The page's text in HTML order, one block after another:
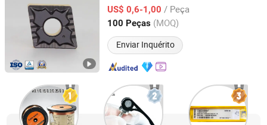
US$ 0,6-1,00 / Peça
100 Peças (MOQ)
Enviar Inquérito
Hunan, China Desde 2014